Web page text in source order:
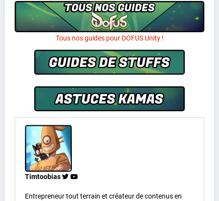
Tous nos guides pour DOFUS Unity !
Timtoobias
Entrepreneur tout terrain et créateur de contenus en